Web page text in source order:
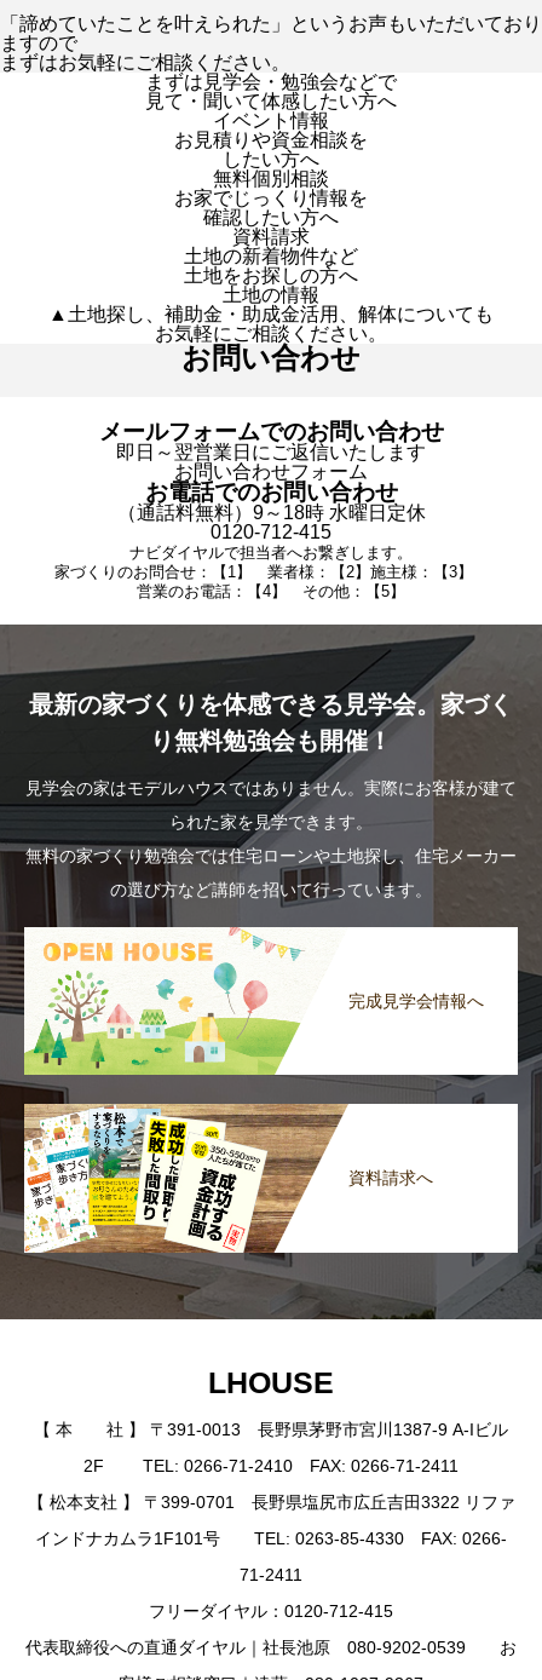
「諦めていたことを叶えられた」というお声もいただいており
ますので
まずはお気軽にご相談ください。
まずは見学会・勉強会などで
見て・聞いて体感したい方へ
イベント情報
お見積りや資金相談を
したい方へ
無料個別相談
お家でじっくり情報を
確認したい方へ
資料請求
土地の新着物件など
土地をお探しの方へ
土地の情報
▲土地探し、補助金・助成金活用、解体についても
お気軽にご相談ください。
お問い合わせ
メールフォームでのお問い合わせ
即日～翌営業日にご返信いたします
お問い合わせフォーム
お電話でのお問い合わせ
（通話料無料）9～18時 水曜日定休
0120-712-415
ナビダイヤルで担当者へお繋ぎします。
家づくりのお問合せ：【1】 業者様：【2】施主様：【3】
営業のお電話：【4】 その他：【5】
最新の家づくりを体感できる見学会。家づく
り無料勉強会も開催！
見学会の家はモデルハウスではありません。実際にお客様が建て
られた家を見学できます。
無料の家づくり勉強会では住宅ローンや土地探し、住宅メーカー
の選び方など講師を招いて行っています。
完成見学会情報へ
資料請求へ
LHOUSE
【 本 社 】 〒391-0013 長野県茅野市宮川1387-9 A-Iビル
2F TEL: 0266-71-2410 FAX: 0266-71-2411
【 松本支社 】 〒399-0701 長野県塩尻市広丘吉田3322 リファ
インドナカムラ1F101号 TEL: 0263-85-4330 FAX: 0266-
71-2411
フリーダイヤル：0120-712-415
代表取締役への直通ダイヤル｜社長池原 080-9202-0539 お